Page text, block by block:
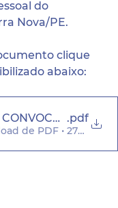
do
Nova/PE.
clique
abaixo:
N°
.pdf
de PDF • 270KB